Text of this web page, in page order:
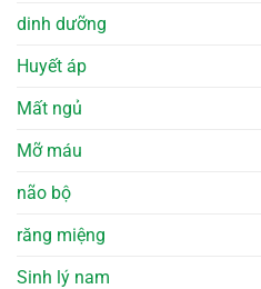
dinh dưỡng
Huyết áp
Mất ngủ
Mỡ máu
não bộ
răng miệng
Sinh lý nam